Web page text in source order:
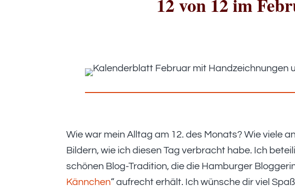
Wie war mein Alltag am 12. des Monats? Wie viele
Bildern, wie ich diesen Tag verbracht habe. Ich
schönen Blog-Tradition, die die Hamburger
Kännchen“ aufrecht erhält. Ich wünsche dir viel